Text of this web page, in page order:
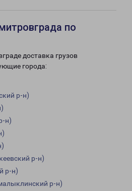
по
доставка грузов
города:
р-н)
н)
р-н)
р-н)
р-н)